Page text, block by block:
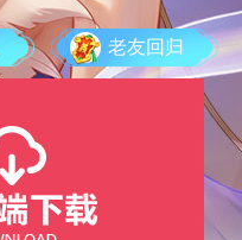
老友回归